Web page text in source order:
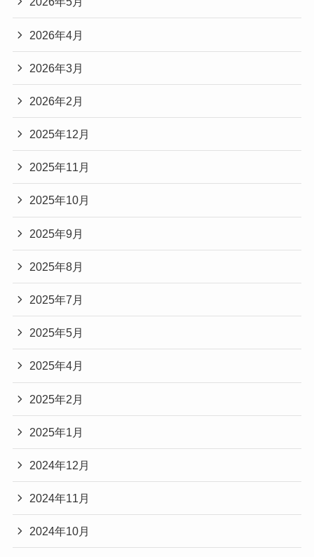
2026年4月
2026年3月
2026年2月
2025年12月
2025年11月
2025年10月
2025年9月
2025年8月
2025年7月
2025年5月
2025年4月
2025年2月
2025年1月
2024年12月
2024年11月
2024年10月